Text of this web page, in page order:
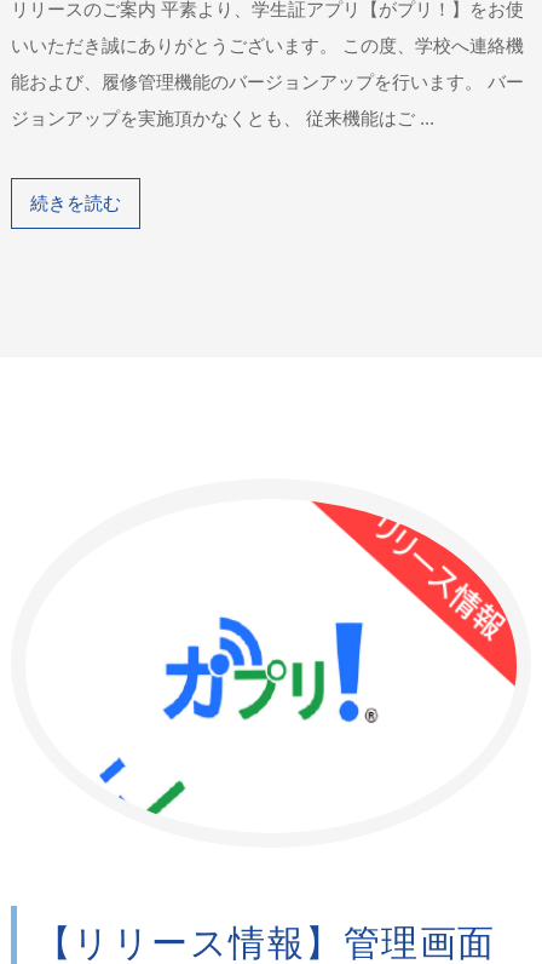
リリースのご案内 平素より、学生証アプリ【がプリ！】をお使
いいただき誠にありがとうございます。 この度、学校へ連絡機
能および、履修管理機能のバージョンアップを行います。 バー
ジョンアップを実施頂かなくとも、 従来機能はご ...
続きを読む
【リリース情報】管理画面